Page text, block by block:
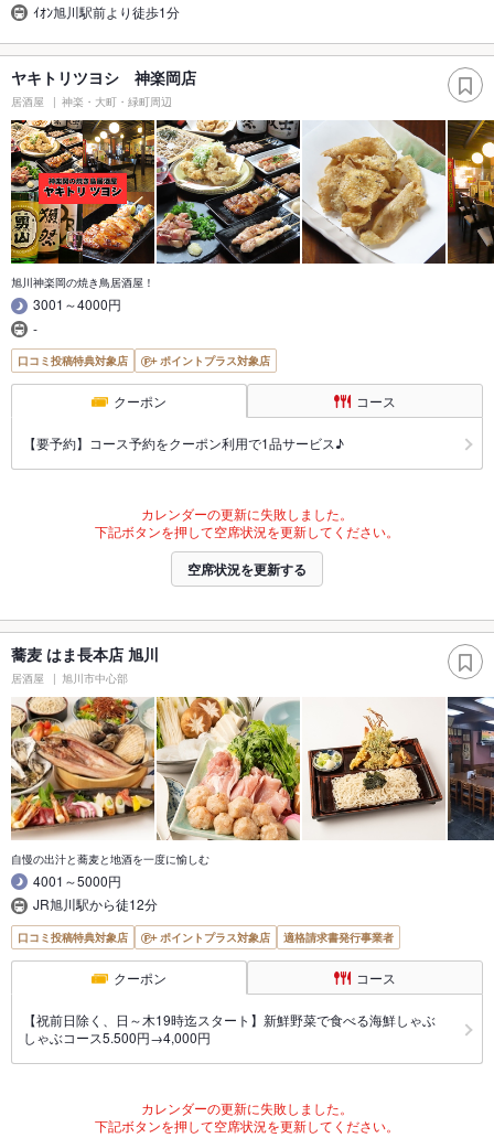
ｲｵﾝ旭川駅前より徒歩1分
ヤキトリツヨシ 神楽岡店
居酒屋 神楽・大町・緑町周辺
旭川神楽岡の焼き鳥居酒屋！
3001～4000円
-
口コミ投稿特典対象店 ポイントプラス対象店
クーポン コース
【要予約】コース予約をクーポン利用で1品サービス♪
カレンダーの更新に失敗しました。
下記ボタンを押して空席状況を更新してください。
空席状況を更新する
蕎麦 はま長本店 旭川
居酒屋 旭川市中心部
自慢の出汁と蕎麦と地酒を一度に愉しむ
4001～5000円
JR旭川駅から徒12分
口コミ投稿特典対象店 ポイントプラス対象店 適格請求書発行事業者
クーポン コース
【祝前日除く、日～木19時迄スタート】新鮮野菜で食べる海鮮しゃぶ
しゃぶコース5.500円→4,000円
カレンダーの更新に失敗しました。
下記ボタンを押して空席状況を更新してください。